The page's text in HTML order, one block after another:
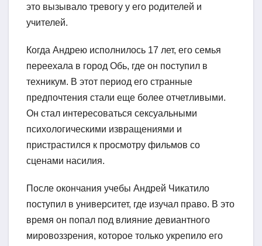
это вызывало тревогу у его родителей и
учителей.
Когда Андрею исполнилось 17 лет, его семья
переехала в город Обь, где он поступил в
техникум. В этот период его странные
предпочтения стали еще более отчетливыми.
Он стал интересоваться сексуальными
психологическими извращениями и
пристрастился к просмотру фильмов со
сценами насилия.
После окончания учебы Андрей Чикатило
поступил в университет, где изучал право. В это
время он попал под влияние девиантного
мировоззрения, которое только укрепило его